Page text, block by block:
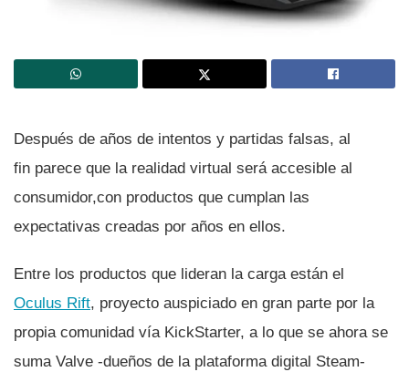
Después de años de intentos y partidas falsas, al
fin parece que la realidad virtual será accesible al
consumidor,con productos que cumplan las
expectativas creadas por años en ellos.
Entre los productos que lideran la carga están el
Oculus Rift, proyecto auspiciado en gran parte por la
propia comunidad ví­a KickStarter, a lo que se ahora se
suma Valve -dueños de la plataforma digital Steam-